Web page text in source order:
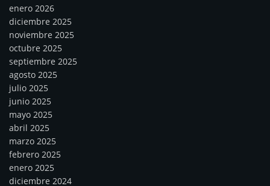
enero 2026
diciembre 2025
noviembre 2025
octubre 2025
septiembre 2025
agosto 2025
julio 2025
junio 2025
mayo 2025
abril 2025
marzo 2025
febrero 2025
enero 2025
diciembre 2024